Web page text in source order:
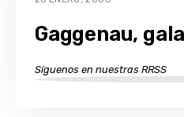
Gaggenau,
Síguenos en nuestras RRSS